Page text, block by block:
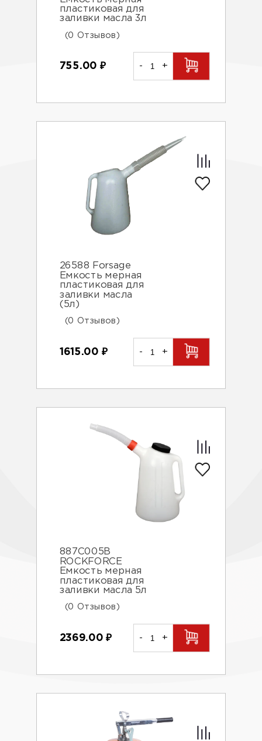
пластиковая для
заливки масла 3л
(0 Отзывов)
755.00 ₽ - +
26588 Forsage
Емкость мерная
пластиковая для
заливки масла
(5л)
(0 Отзывов)
1615.00 ₽ - +
887C005B
ROCKFORCE
Емкость мерная
пластиковая для
заливки масла 5л
(0 Отзывов)
2369.00₽ - +